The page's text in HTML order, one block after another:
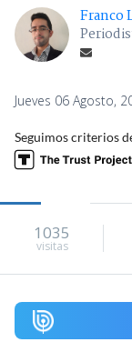
Franco
Jueves 06 Agosto,
Seguimos criterios
1035
visitas